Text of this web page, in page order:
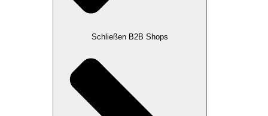
Schließen B2B Shops